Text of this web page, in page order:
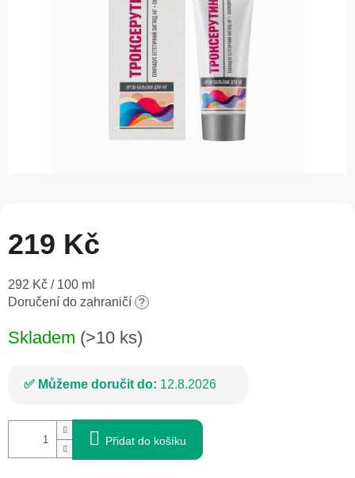
219 Kč
Měrná
cena:
292 Kč / 100 ml
Doručení do zahraničí ?
Skladem (>10 ks)
Můžeme doručit do: 12.8.2026
Přidat do košíku